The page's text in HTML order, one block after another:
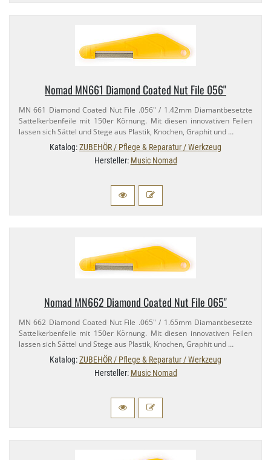
Nomad MN661 Diamond Coated Nut File 056"
MN 661 Diamond Coated Nut File .056" / 1.​42mm Diamantbesetzte
Sattelkerbenfeile mit 150er Körnung. Mit diesen innovativen Feilen
lassen sich Sättel und Stege aus Plastik, Knochen, Graphit und …
Katalog:ZUBEHÖR / Pflege & Reparatur / Werkzeug
Hersteller: Music Nomad
Nomad MN662 Diamond Coated Nut File 065"
MN 662 Diamond Coated Nut File .065" / 1.​65mm Diamantbesetzte
Sattelkerbenfeile mit 150er Körnung. Mit diesen innovativen Feilen
lassen sich Sättel und Stege aus Plastik, Knochen, Graphit und …
Katalog:ZUBEHÖR / Pflege & Reparatur / Werkzeug
Hersteller: Music Nomad